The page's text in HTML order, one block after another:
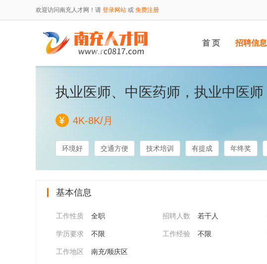
欢迎访问南充人才网！请 登录网站 或 免费注册
首 页 招聘信息
执业医师、中医药师，执业中医师
4K-8K/月
环境好 交通方便 技术培训 有提成 年终奖
基本信息
工作性质 全职 招聘人数 若干人
学历要求 不限 工作经验 不限
工作地区 南充/顺庆区